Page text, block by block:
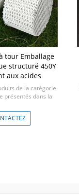
tour Emballage
structuré 450Y
aux acides
de la catégorie
présentés dans la
mètre cube